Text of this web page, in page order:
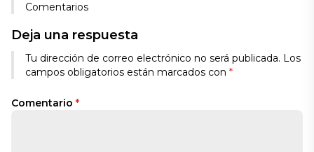
Comentarios
Deja una respuesta
Tu dirección de correo electrónico no será publicada. Los
campos obligatorios están marcados con *
Comentario *